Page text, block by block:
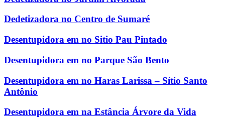
Dedetizadora no Centro de Sumaré
Desentupidora em no Sitio Pau Pintado
Desentupidora em no Parque São Bento
Desentupidora em no Haras Larissa – Sítio Santo
Antônio
Desentupidora em na Estância Árvore da Vida